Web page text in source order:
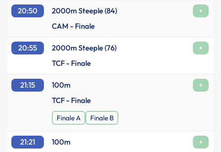
20:50 2000m Steeple (84)
+
CAM - Finale
20:55 2000m Steeple (76)
+
TCF - Finale
21:15 100m
+
TCF - Finale
Finale A Finale B
21:21 100m
+